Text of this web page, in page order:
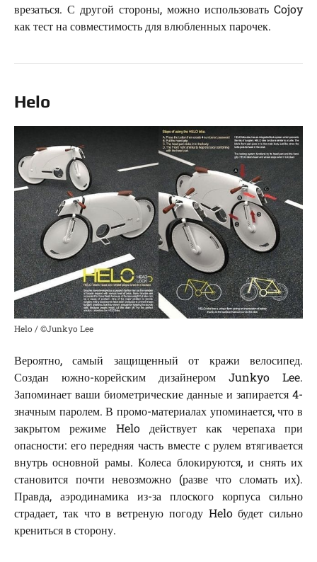
врезаться. С другой стороны, можно использовать Cojoy
как тест на совместимость для влюбленных парочек.
Helo
Helo / ©Junkyo Lee
Вероятно, самый защищенный от кражи велосипед.
Создан южно-корейским дизайнером Junkyo Lee.
Запоминает ваши биометрические данные и запирается 4-
значным паролем. В промо-материалах упоминается, что в
закрытом режиме Helo действует как черепаха при
опасности: его передняя часть вместе с рулем втягивается
внутрь основной рамы. Колеса блокируются, и снять их
становится почти невозможно (разве что сломать их).
Правда, аэродинамика из-за плоского корпуса сильно
страдает, так что в ветреную погоду Helo будет сильно
крениться в сторону.